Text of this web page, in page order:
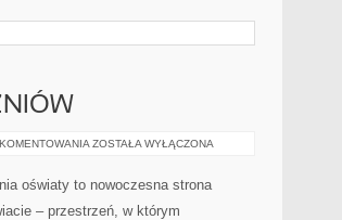
MOTYWACJA
ZOSTAŁA WYŁĄCZONA
oświaty to nowoczesna strona
– przestrzeń, w którym